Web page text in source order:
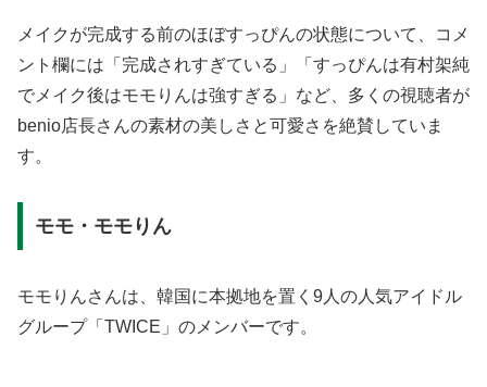
メイクが完成する前のほぼすっぴんの状態について、コメ
ント欄には「完成されすぎている」「すっぴんは有村架純
でメイク後はモモりんは強すぎる」など、多くの視聴者が
benio店長さんの素材の美しさと可愛さを絶賛していま
す。
モモ・モモりん
モモりんさんは、韓国に本拠地を置く9人の人気アイドル
グループ「TWICE」のメンバーです。